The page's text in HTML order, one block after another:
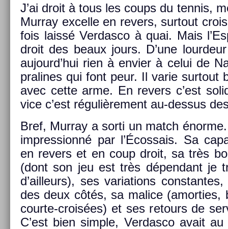
J’ai droit à tous les coups du ten­nis,
Mur­ray ex­cel­le en re­v­ers, sur­tout
fois laissé Ver­dasco à quai. Mais
droit des beaux jours. D’une
aujourd’hui rien à en­vi­er à celui de
pralines qui font peur. Il varie sur­tout
avec cette arme. En re­v­ers c’est
vice c’est réguliè­re­ment au-dessus
Bref, Mur­ray a sorti un match
im­pres­sionné par l’Écos­sais. Sa
en re­v­ers et en coup droit, sa très
(dont son jeu est très dépen­dant je
d’ail­leurs), ses varia­tions
des deux côtés, sa mal­ice (amort­ies,
courte-croisées) et ses re­tours de
C’est bien sim­ple, Ver­dasco avait